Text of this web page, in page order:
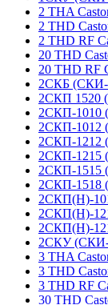
2 THA
2 THD
2 THD RF
20 THD
20 THD RF
2СКБ (СКИ-
2СКП 1520
2СКП-1010
2СКП-1012
2СКП-1212
2СКП-1215
2СКП-1515
2СКП-1518
2СКП(Н)-
2СКП(Н)-
2СКП(Н)-
2СКУ
3 THA
3 THD
3 THD RF
30 THD